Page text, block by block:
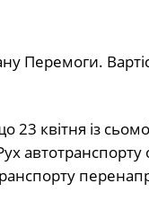
Перемоги.
23 квітня із